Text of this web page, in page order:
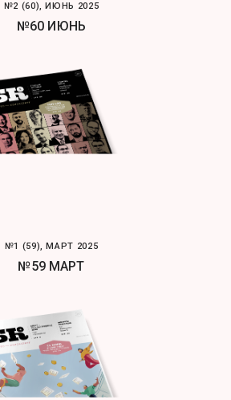
№2 (60), ИЮНЬ 2025
№60 ИЮНЬ
№1 (59), МАРТ 2025
№59 МАРТ